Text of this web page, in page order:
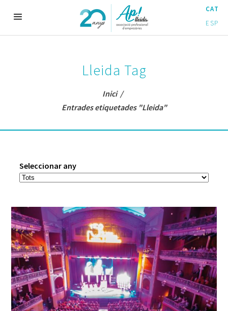
CAT
ESP
Lleida Tag
Inici/
Entrades etiquetades "Lleida"
Seleccionar any